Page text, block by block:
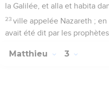
la Galilée, et alla et habita
23 ville appelée Nazareth ;
avait été dit par les
Matthieu 3